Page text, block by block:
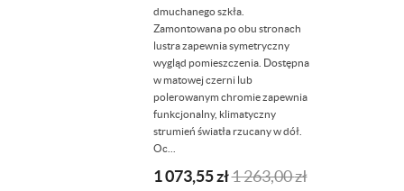
dmuchanego szkła.
Zamontowana po obu stronach
lustra zapewnia symetryczny
wygląd pomieszczenia. Dostępna
w matowej czerni lub
polerowanym chromie zapewnia
funkcjonalny, klimatyczny
strumień światła rzucany w dół.
Oc...
1 073,55zł1 263,00zł